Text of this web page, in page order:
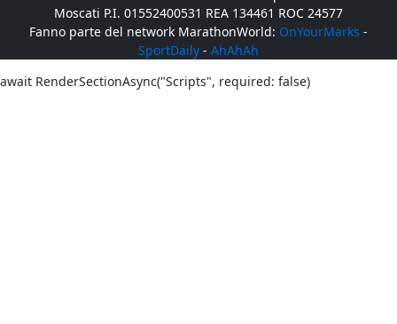
Moscati P.I. 01552400531 REA 134461 ROC 24577
Fanno parte del network MarathonWorld: OnYourMarks -
SportDaily - AhAhAh
await RenderSectionAsync("Scripts", required: false)